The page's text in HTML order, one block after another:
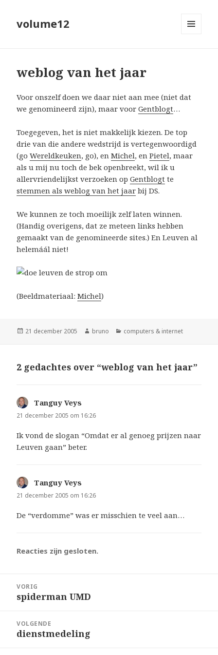
volume12
weblog van het jaar
Voor onszelf doen we daar niet aan mee (niet dat
we genomineerd zijn), maar voorGentblogt…
Toegegeven, het is niet makkelijk kiezen. De top
drie van die andere wedstrijd is vertegenwoordigd
(goWereldkeuken, go), enMichel, enPietel, maar
als u mij nu toch de bek openbreekt, wil ik u
allervriendelijkst verzoeken opGentblogt te
stemmen als weblog van het jaar bij DS.
We kunnen ze toch moeilijk zelf laten winnen.
(Handig overigens, dat ze meteen links hebben
gemaakt van de genomineerde sites.) En Leuven al
helemáál niet!
(Beeldmateriaal:Michel)
Geplaatst
21 december 2005 Auteur
bruno Categorieën
computers & internet
2 gedachtes over “weblog van het jaar”
Tanguy Veys
21 december 2005 om 16:26
Ik vond de slogan “Omdat er al genoeg prijzen naar
Leuven gaan” beter.
Tanguy Veys
21 december 2005 om 16:26
De “verdomme” was er misschien te veel aan…
Reacties zijn gesloten.
navigatie
VORIG
Vorig
spiderman UMD
VOLGENDE
Volgend
dienstmedeling